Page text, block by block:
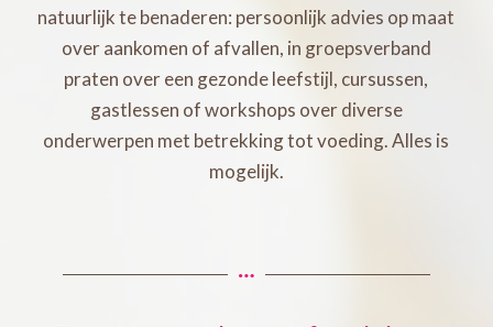
natuurlijk te benaderen: persoonlijk advies op maat
over aankomen of afvallen, in groepsverband
praten over een gezonde leefstijl, cursussen,
gastlessen of workshops over diverse
onderwerpen met betrekking tot voeding. Alles is
mogelijk.